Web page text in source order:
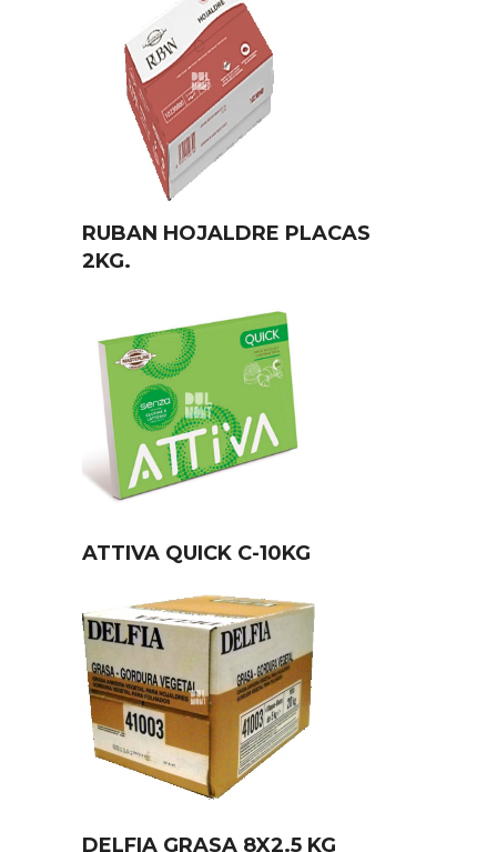
RUBAN HOJALDRE PLACAS
2KG.
ATTIVA QUICK C-10KG
DELFIA GRASA 8X2.5 KG